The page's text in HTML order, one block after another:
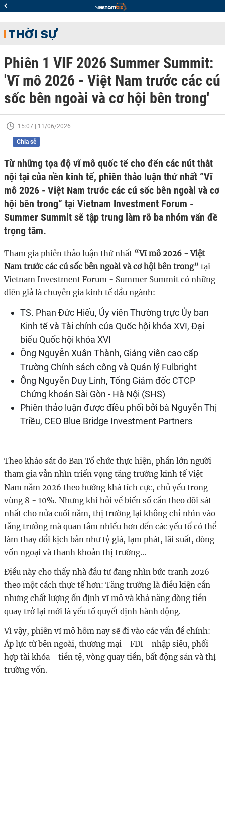
THỜI SỰ
Phiên 1 VIF 2026 Summer Summit:
'Vĩ mô 2026 - Việt Nam trước các cú
sốc bên ngoài và cơ hội bên trong'
15:07 | 11/06/2026
Chia sẻ
Từ những tọa độ vĩ mô quốc tế cho đến các nút thắt
nội tại của nền kinh tế, phiên thảo luận thứ nhất “Vĩ
mô 2026 - Việt Nam trước các cú sốc bên ngoài và cơ
hội bên trong” tại Vietnam Investment Forum -
Summer Summit sẽ tập trung làm rõ ba nhóm vấn đề
trọng tâm.
Tham gia phiên thảo luận thứ nhất “Vĩ mô 2026 - Việt
Nam trước các cú sốc bên ngoài và cơ hội bên trong” tại
Vietnam Investment Forum - Summer Summit có những
diễn giả là chuyên gia kinh tế đầu ngành:
TS. Phan Đức Hiếu, Ủy viên Thường trực Ủy ban
Kinh tế và Tài chính của Quốc hội khóa XVI, Đại
biểu Quốc hội khóa XVI
Ông Nguyễn Xuân Thành, Giảng viên cao cấp
Trường Chính sách công và Quản lý Fulbright
Ông Nguyễn Duy Linh, Tổng Giám đốc CTCP
Chứng khoán Sài Gòn - Hà Nội (SHS)
Phiên thảo luận được điều phối bởi bà Nguyễn Thị
Triều, CEO Blue Bridge Investment Partners
Theo khảo sát do Ban Tổ chức thực hiện, phần lớn người
tham gia vẫn nhìn triển vọng tăng trưởng kinh tế Việt
Nam năm 2026 theo hướng khá tích cực, chủ yếu trong
vùng 8 - 10%. Nhưng khi hỏi về biến số cần theo dõi sát
nhất cho nửa cuối năm, thị trường lại không chỉ nhìn vào
tăng trưởng mà quan tâm nhiều hơn đến các yếu tố có thể
làm thay đổi kịch bản như tỷ giá, lạm phát, lãi suất, dòng
vốn ngoại và thanh khoản thị trường...
Điều này cho thấy nhà đầu tư đang nhìn bức tranh 2026
theo một cách thực tế hơn: Tăng trưởng là điều kiện cần
nhưng chất lượng ổn định vĩ mô và khả năng dòng tiền
quay trở lại mới là yếu tố quyết định hành động.
Vì vậy, phiên vĩ mô hôm nay sẽ đi vào các vấn đề chính:
Áp lực từ bên ngoài, thương mại - FDI - nhập siêu, phối
hợp tài khóa - tiền tệ, vòng quay tiền, bất động sản và thị
trường vốn.